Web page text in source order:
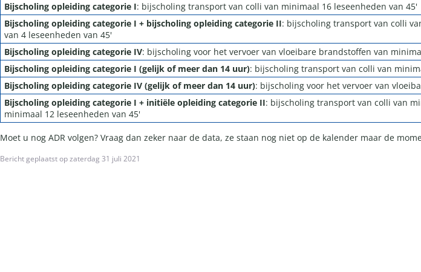
Bijscholing opleiding categorie I: bijscholing transport van colli van minimaal 16 leseenheden van 45'
Bijscholing opleiding categorie I + bijscholing opleiding categorie II: bijscholing transport van colli
van 4 leseenheden van 45'
Bijscholing opleiding categorie IV: bijscholing voor het vervoer van vloeibare brandstoffen van
Bijscholing opleiding categorie I (gelijk of meer dan 14 uur): bijscholing transport van colli van
Bijscholing opleiding categorie IV (gelijk of meer dan 14 uur): bijscholing voor het vervoer van
Bijscholing opleiding categorie I + initiële opleiding categorie II: bijscholing transport van colli van
minimaal 12 leseenheden van 45'
Moet u nog ADR volgen? Vraag dan zeker naar de data, ze staan nog niet op de kalender maar de
Bericht geplaatst op zaterdag 31 juli 2021